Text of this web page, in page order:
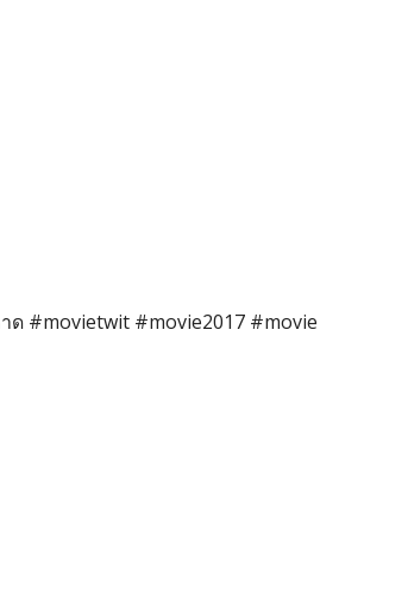
#movietwit #movie2017 #movie